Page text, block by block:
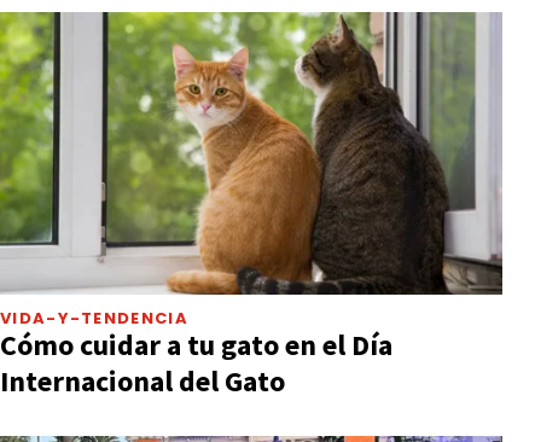
VIDA-Y-TENDENCIA
Cómo cuidar a tu gato en el Día
Internacional del Gato